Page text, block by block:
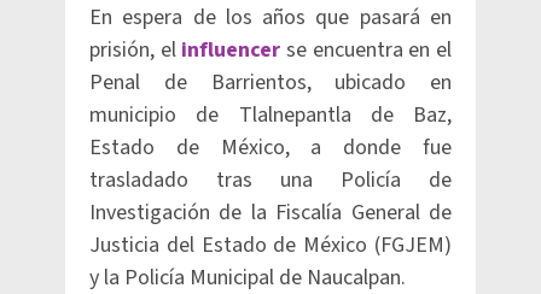
En espera de los años que pasará en
prisión, el influencer se encuentra en el
Penal de Barrientos, ubicado en
municipio de Tlalnepantla de Baz,
Estado de México, a donde fue
trasladado tras una Policía de
Investigación de la Fiscalía General de
Justicia del Estado de México (FGJEM)
y la Policía Municipal de Naucalpan.